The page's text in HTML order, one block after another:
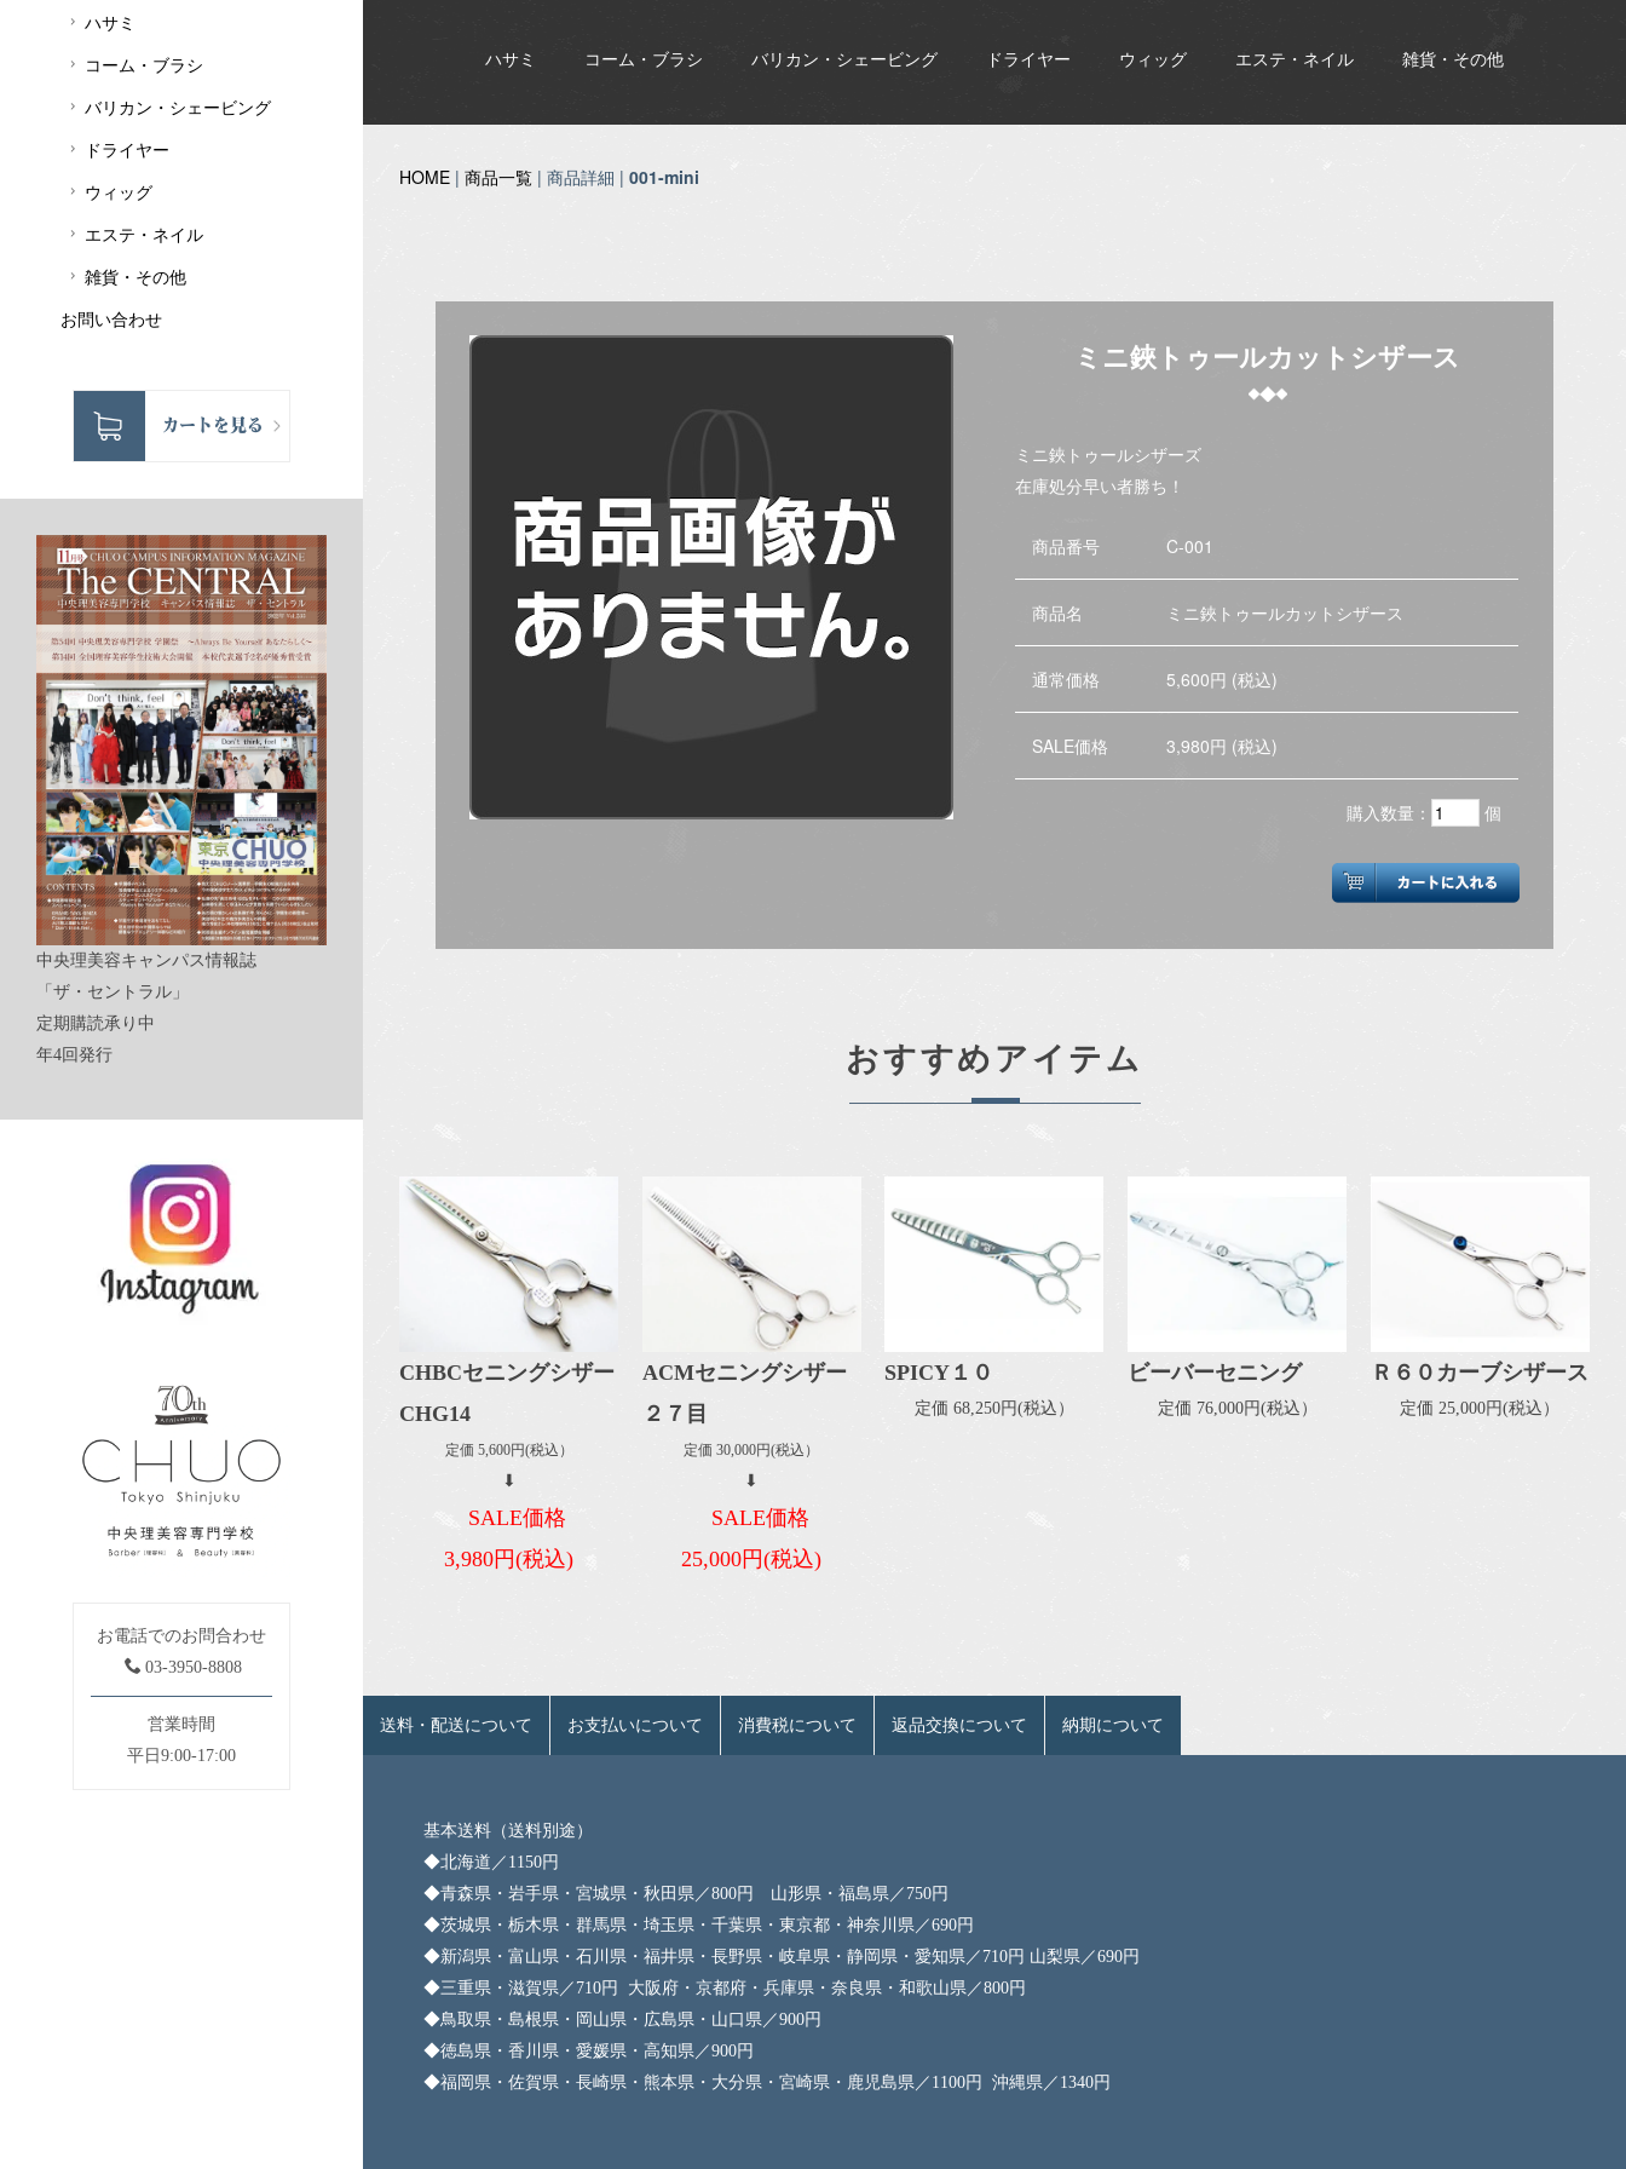
ハサミ コーム・ブラシ バリカン・シェービング ドライヤー ウィッグ エステ・ネイル 雑貨・その他
HOME | 商品一覧 | 商品詳細 | 001-mini
ミニ鋏トゥールカットシザース
ミニ鋏トゥールシザーズ
在庫処分早い者勝ち！
商品番号 C-001
商品名 ミニ鋏トゥールカットシザース
通常価格 5,600円 (税込)
SALE価格 3,980円 (税込)
購入数量： 個
おすすめアイテム
CHBCセニングシザー
CHG14
定価 5,600円(税込）
⬇
SALE価格
3,980円(税込)
ACMセニングシザー
２７目
定価 30,000円(税込）
⬇
SALE価格
25,000円(税込)
SPICY１０
定価 68,250円(税込）
ビーバーセニング
定価 76,000円(税込）
Ｒ６０カーブシザース
定価 25,000円(税込）
送料・配送について お支払いについて 消費税について 返品交換について 納期について
基本送料（送料別途）
◆北海道／1150円
◆青森県・岩手県・宮城県・秋田県／800円 山形県・福島県／750円
◆茨城県・栃木県・群馬県・埼玉県・千葉県・東京都・神奈川県／690円
◆新潟県・富山県・石川県・福井県・長野県・岐阜県・静岡県・愛知県／710円 山梨県／690円
◆三重県・滋賀県／710円 大阪府・京都府・兵庫県・奈良県・和歌山県／800円
◆鳥取県・島根県・岡山県・広島県・山口県／900円
◆徳島県・香川県・愛媛県・高知県／900円
◆福岡県・佐賀県・長崎県・熊本県・大分県・宮崎県・鹿児島県／1100円 沖縄県／1340円
ハサミ
コーム・ブラシ
バリカン・シェービング
ドライヤー
ウィッグ
エステ・ネイル
雑貨・その他
お問い合わせ
中央理美容キャンパス情報誌
「ザ・セントラル」
定期購読承り中
年4回発行
お電話でのお問合わせ
03-3950-8808
営業時間
平日9:00-17:00